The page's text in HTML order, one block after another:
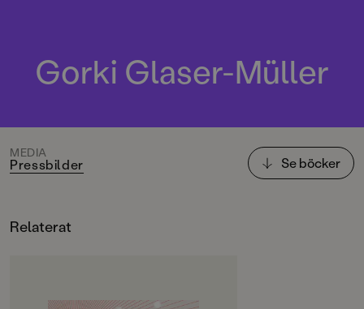
Gorki Glaser-Müller
MEDIA
Pressbilder Se böcker
Relaterat
OM BOKEN